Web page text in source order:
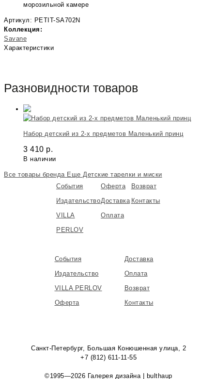
морозильной камере
Артикул: PETIT-SA702N
Коллекция:
Savane
Характеристики
Разновидности товаров
Набор детский из 2-х предметов Маленький принц
3 410 р.
В наличии
Все товары бренда Еще Детские тарелки и миски
События
Издательство
VILLA
PERLOV
Оферта
Доставка
Оплата
Возврат
Контакты
События
Издательство
VILLA PERLOV
Оферта
Доставка
Оплата
Возврат
Контакты
Санкт-Петербург, Большая Конюшенная улица, 2
+7 (812) 611-11-55
©1995—2026 Галерея дизайна | bulthaup